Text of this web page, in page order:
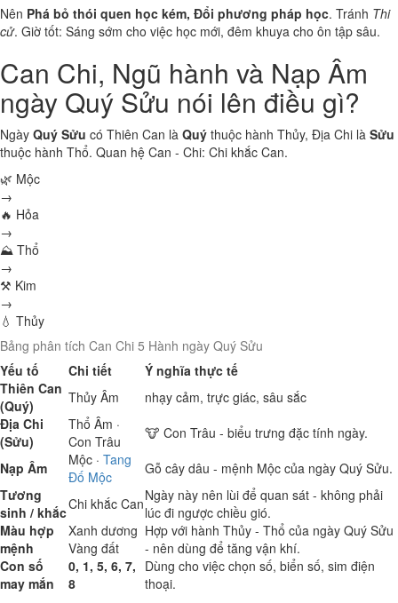
Nên Phá bỏ thói quen học kém, Đổi phương pháp học. Tránh Thi
cử. Giờ tốt: Sáng sớm cho việc học mới, đêm khuya cho ôn tập sâu.
Can Chi, Ngũ hành và Nạp Âm
ngày Quý Sửu nói lên điều gì?
Ngày Quý Sửu có Thiên Can là Quý thuộc hành Thủy, Địa Chi là Sửu
thuộc hành Thổ. Quan hệ Can - Chi: Chi khắc Can.
🌿 Mộc
→
🔥 Hỏa
→
⛰ Thổ
→
⚒ Kim
→
💧 Thủy
Bảng phân tích Can Chi 5 Hành ngày Quý Sửu
Yếu tố
Chi tiết
Ý nghĩa thực tế
Thiên Can
(Quý)
Thủy Âm
nhạy cảm, trực giác, sâu sắc
Địa Chi
(Sửu)
Thổ Âm ·
Con Trâu
🐮 Con Trâu - biểu trưng đặc tính ngày.
Nạp Âm
Mộc · Tang
Đố Mộc
Gỗ cây dâu - mệnh Mộc của ngày Quý Sửu.
Tương
sinh / khắcChi khắc CanNgày này nên lùi để quan sát - không phải
lúc đi ngược chiều gió.
Màu hợp
mệnh
Xanh dương
Vàng đất
Hợp với hành Thủy - Thổ của ngày Quý Sửu
- nên dùng để tăng vận khí.
Con số
may mắn
0, 1, 5, 6, 7,
8
Dùng cho việc chọn số, biển số, sim điện
thoại.